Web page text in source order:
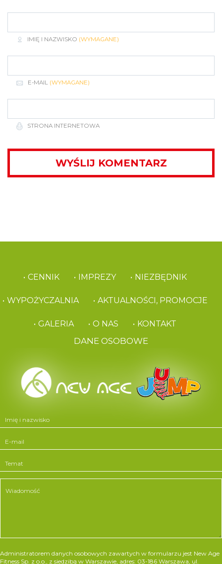
IMIĘ I NAZWISKO (WYMAGANE)
E-MAIL (WYMAGANE)
STRONA INTERNETOWA
CENNIK IMPREZY NIEZBĘDNIK
WYPOŻYCZALNIA AKTUALNOŚCI, PROMOCJE
GALERIA O NAS KONTAKT
DANE OSOBOWE
Administratorem danych osobowych zawartych w formularzu jest New Age
Fitness Sp. z o.o., z siedzibą w Warszawie, adres: 03-186 Warszawa, ul.